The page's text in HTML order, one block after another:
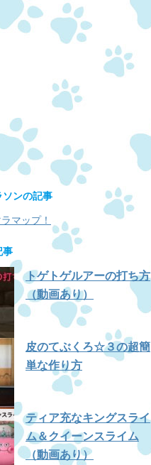
ソンの記事
マップ！
事
トゲトゲルアーの打ち方
（動画あり）
皮のてぶくろ☆３の超簡
単な作り方
ティア充なキングスライ
ム＆クイーンスライム
（動画あり）